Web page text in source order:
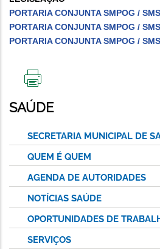
PORTARIA CONJUNTA SMPOG /
PORTARIA CONJUNTA SMPOG /
PORTARIA CONJUNTA SMPOG /
ESTA
PÁGINA
SAÚDE
SECRETARIA MUNICIPAL DE
QUEM É QUEM
AGENDA DE AUTORIDADES
NOTÍCIAS SAÚDE
OPORTUNIDADES DE
SERVIÇOS